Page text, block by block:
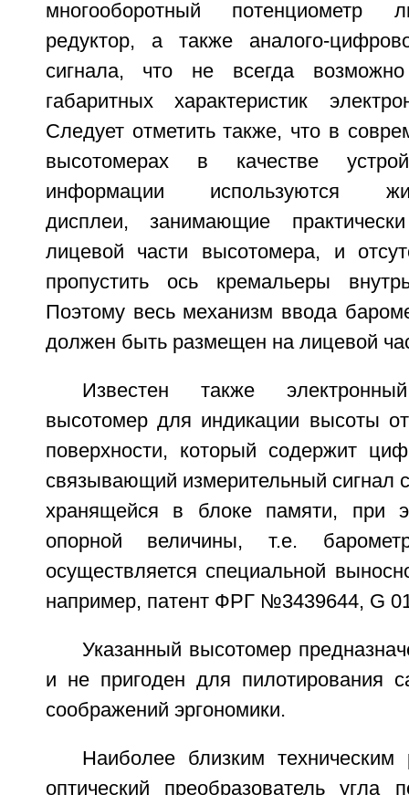
многооборотный потенциометр
редуктор, а также аналого-
сигнала, что не всегда
габаритных характеристик
Следует отметить также, что в
высотомерах в качестве
информации используются
дисплеи, занимающие
лицевой части высотомера, и
пропустить ось кремальеры
Поэтому весь механизм ввода
должен быть размещен на лицевой
Известен также
высотомер для индикации высоты
поверхности, который содержит
связывающий измерительный сигнал
хранящейся в блоке памяти, при
опорной величины, т.е.
осуществляется специальной
например, патент ФРГ №3439644, G
Указанный высотомер
и не пригоден для пилотирования
соображений эргономики.
Наиболее близким
оптический преобразователь угла